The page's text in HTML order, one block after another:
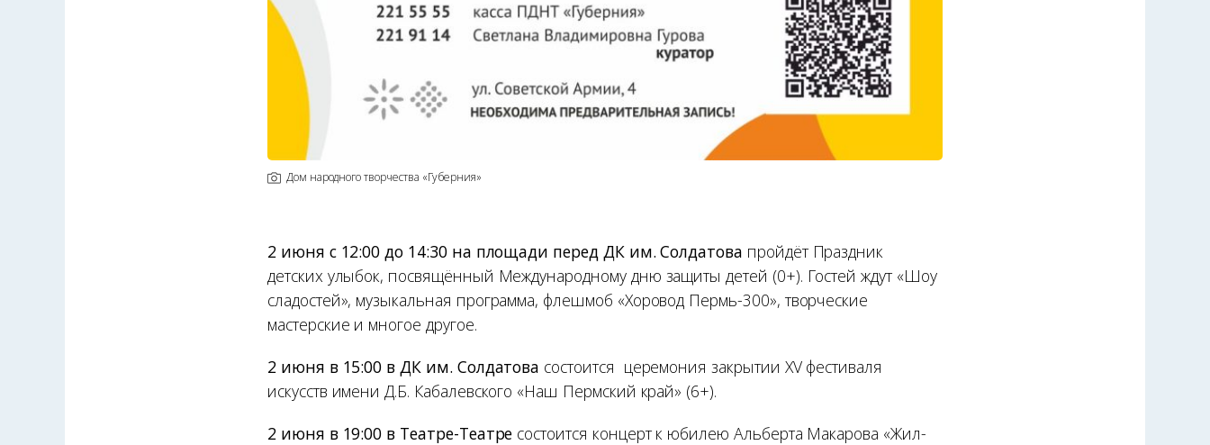
Дом народного творчества «Губерния»
2 июня с 12:00 до 14:30 на площади перед ДК им. Солдатова пройдёт Праздник
детских улыбок, посвящённый Международному дню защиты детей (0+). Гостей ждут «Шоу
сладостей», музыкальная программа, флешмоб «Хоровод Пермь-300», творческие
мастерские и многое другое.
2 июня в 15:00 в ДК им. Солдатова состоится церемония закрытии XV фестиваля
искусств имени Д.Б. Кабалевского «Наш Пермский край» (6+).
2 июня в 19:00 в Театре-Театре состоится концерт к юбилею Альберта Макарова «Жил-